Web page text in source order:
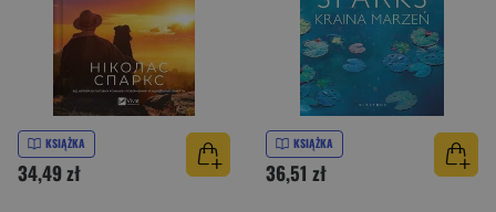
KSIĄŻKA
34,49 zł
KSIĄŻKA
36,51 zł